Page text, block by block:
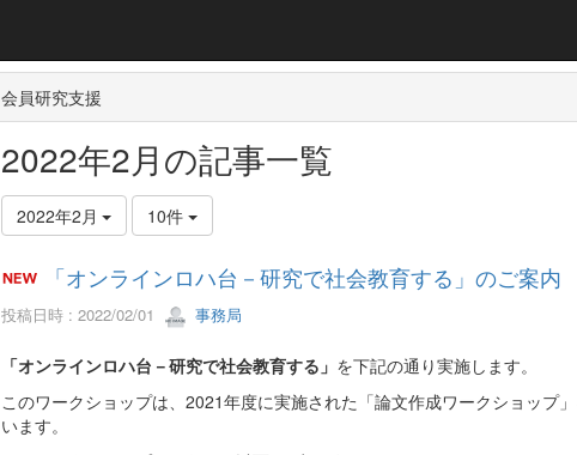
会員研究支援
2022年2月の記事一覧
2022年2月 10件
「オンラインロハ台－研究で社会教育する」のご案内
投稿日時 : 2022/02/01 事務局
「オンラインロハ台－研究で社会教育する」 を下記の通り実施します。
このワークショップは、2021年度に実施された「論文作成ワークショップ
います。